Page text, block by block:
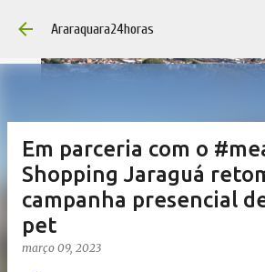
Pular para o conteúdo
Araraquara24horas
Em parceria com o
Shopping Jaraguá
campanha presencial
pet
março 09, 2023